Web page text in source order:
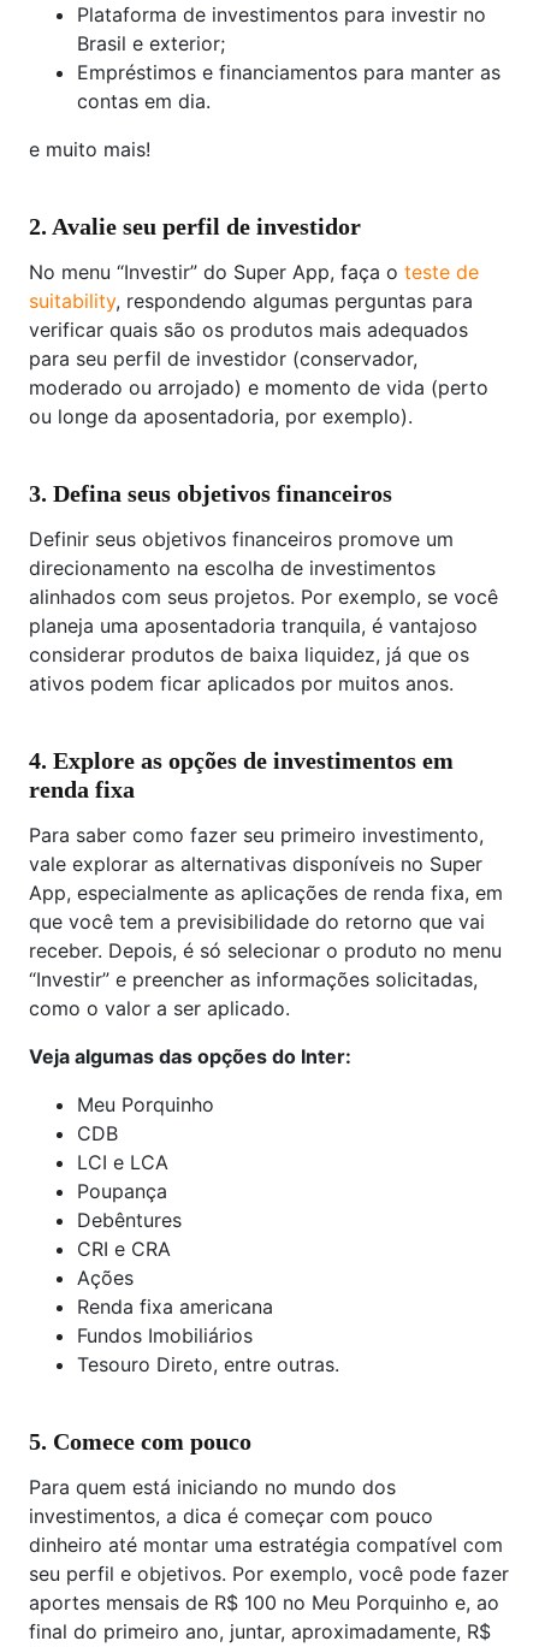
Plataforma de investimentos para investir no
Brasil e exterior;
Empréstimos e financiamentos para manter as
contas em dia.
e muito mais!
2. Avalie seu perfil de investidor
No menu “Investir” do Super App, faça o teste de
suitability, respondendo algumas perguntas para
verificar quais são os produtos mais adequados
para seu perfil de investidor (conservador,
moderado ou arrojado) e momento de vida (perto
ou longe da aposentadoria, por exemplo).
3. Defina seus objetivos financeiros
Definir seus objetivos financeiros promove um
direcionamento na escolha de investimentos
alinhados com seus projetos. Por exemplo, se você
planeja uma aposentadoria tranquila, é vantajoso
considerar produtos de baixa liquidez, já que os
ativos podem ficar aplicados por muitos anos.
4. Explore as opções de investimentos em
renda fixa
Para saber como fazer seu primeiro investimento,
vale explorar as alternativas disponíveis no Super
App, especialmente as aplicações de renda fixa, em
que você tem a previsibilidade do retorno que vai
receber. Depois, é só selecionar o produto no menu
“Investir” e preencher as informações solicitadas,
como o valor a ser aplicado.
Veja algumas das opções do Inter:
Meu Porquinho
CDB
LCI e LCA
Poupança
Debêntures
CRI e CRA
Ações
Renda fixa americana
Fundos Imobiliários
Tesouro Direto, entre outras.
5. Comece com pouco
Para quem está iniciando no mundo dos
investimentos, a dica é começar com pouco
dinheiro até montar uma estratégia compatível com
seu perfil e objetivos. Por exemplo, você pode fazer
aportes mensais de R$ 100 no Meu Porquinho e, ao
final do primeiro ano, juntar, aproximadamente, R$